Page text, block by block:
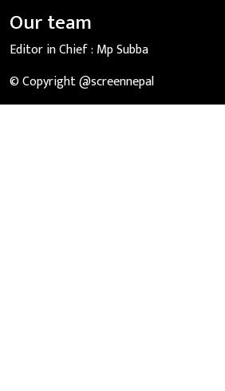
Our team
Editor in Chief : Mp Subba
© Copyright @screennepal